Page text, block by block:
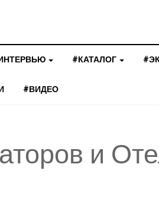
#КАТАЛОГ
#ВИДЕО
и